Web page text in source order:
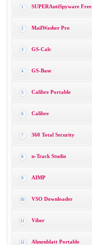
1 SUPERAntiSpyware Free
2 MailWasher Pro
3 GS-Calc
4 GS-Base
5 Calibre Portable
6 Calibre
7 360 Total Security
8 n-Track Studio
9 AIMP
10 VSO Downloader
11 Viber
12 Ahnenblatt Portable